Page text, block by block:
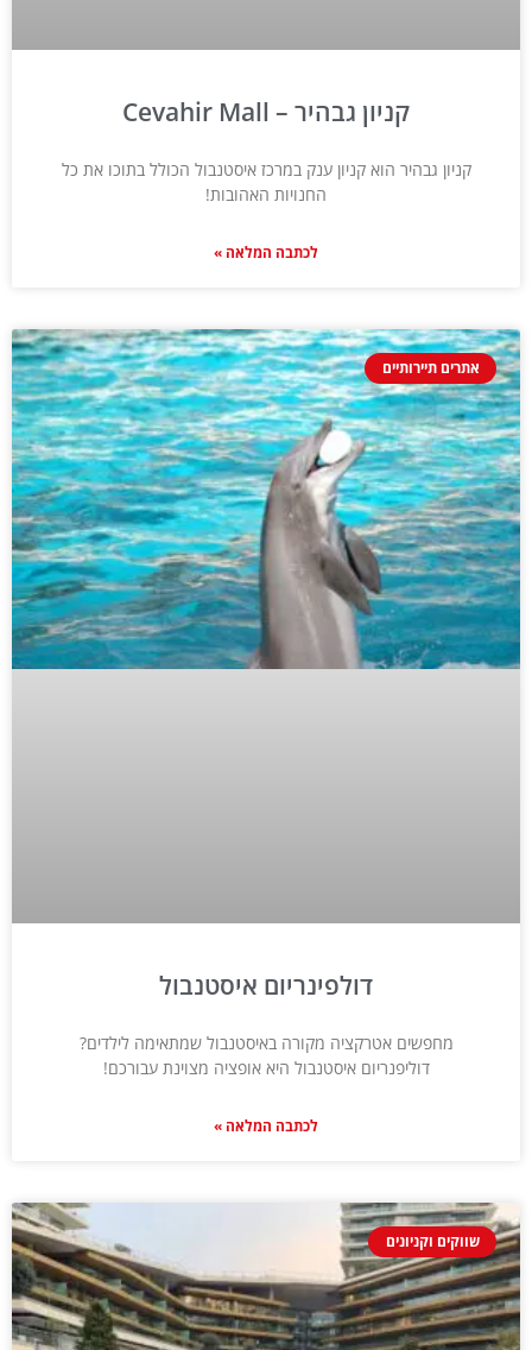
קניון גבהיר – Cevahir Mall
קניון גבהיר הוא קניון ענק במרכז איסטנבול הכולל בתוכו את כל
החנויות האהובות!
לכתבה המלאה »
אתרים תיירותיים
דולפינריום איסטנבול
מחפשים אטרקציה מקורה באיסטנבול שמתאימה לילדים?
דוליפנריום איסטנבול היא אופציה מצוינת עבורכם!
לכתבה המלאה »
שווקים וקניונים